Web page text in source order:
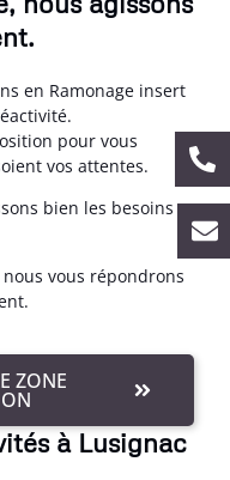
en Ramonage insert
pour vous
vos attentes.
bien les besoins
vous répondrons
ZONE
à Lusignac